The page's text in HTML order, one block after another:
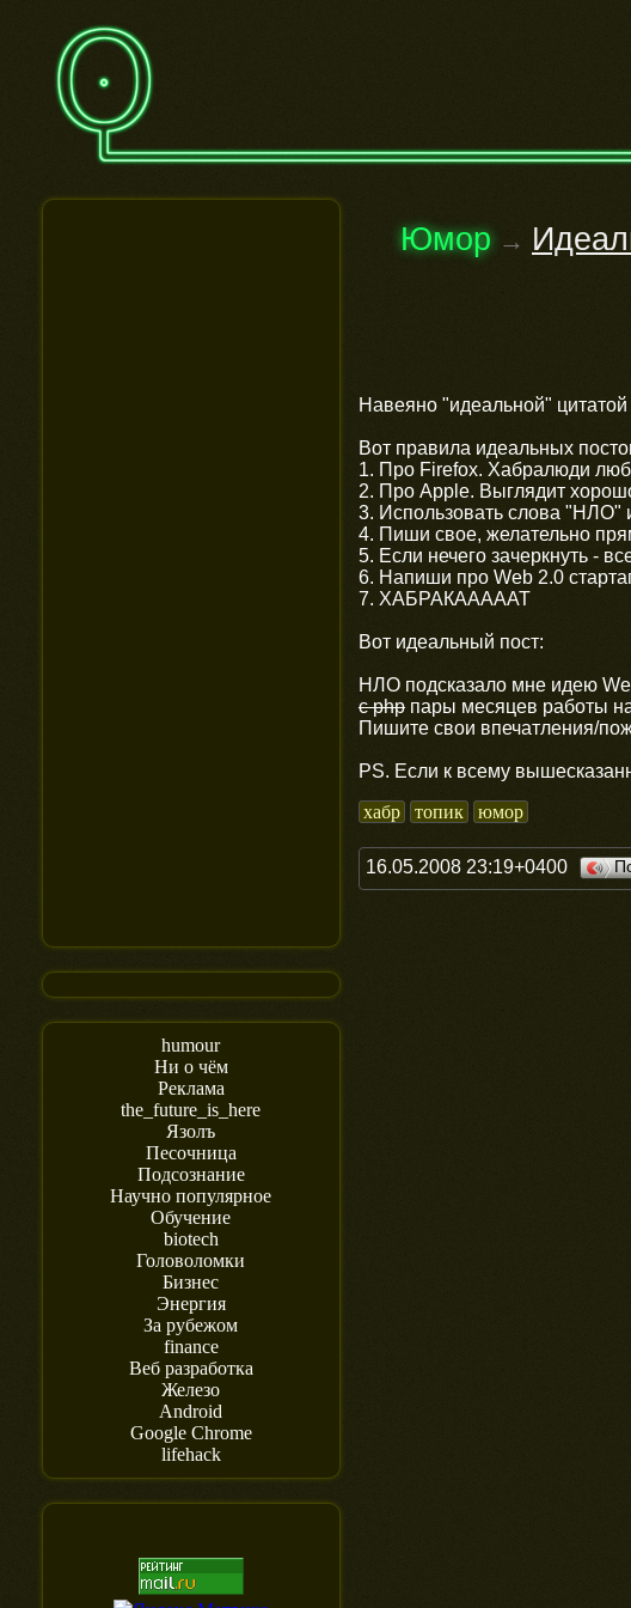
humour
Ни о чём
Реклама
the_future_is_here
Язолъ
Песочница
Подсознание
Научно популярное
Обучение
biotech
Головоломки
Бизнес
Энергия
За рубежом
finance
Веб разработка
Железо
Android
Google Chrome
lifehack
Юмор →
Навеяно "идеальной"
Вот правила идеальных
1. Про Firefox. Хабралюди
2. Про Apple. Выглядит
3. Использовать слова
4. Пиши свое, желательно
5. Если нечего зачеркнуть -
6. Напиши про Web 2.0
7. ХАБРАКАААААТ
Вот идеальный пост:
НЛО подсказало мне идею
с php пары месяцев работы
Пишите свои впечатления/
PS. Если к всему
хабр
топик юмор
16.05.2008 23:19+0400